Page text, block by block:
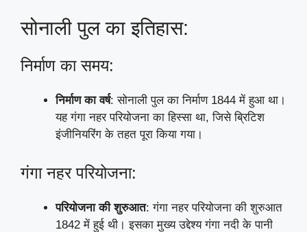
सोनाली पुल का इतिहास:
निर्माण का समय:
निर्माण का वर्ष: सोनाली पुल का निर्माण 1844 में हुआ था।
यह गंगा नहर परियोजना का हिस्सा था, जिसे ब्रिटिश
इंजीनियरिंग के तहत पूरा किया गया।
गंगा नहर परियोजना:
परियोजना की शुरुआत: गंगा नहर परियोजना की शुरुआत
1842 में हुई थी। इसका मुख्य उद्देश्य गंगा नदी के पानी